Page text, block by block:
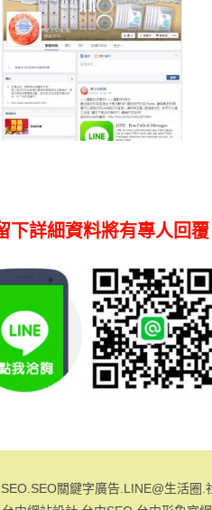
下詳細資料將有專人回覆
關鍵字廣告.LINE@生活圈